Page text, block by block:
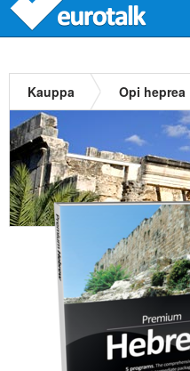
Kauppa Opi heprea